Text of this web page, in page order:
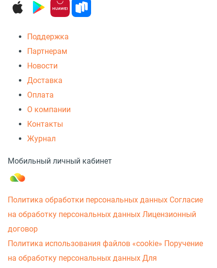
Поддержка
Партнерам
Новости
Доставка
Оплата
О компании
Контакты
Журнал
Мобильный личный кабинет
Политика обработки персональных данных Согласие
на обработку персональных данных Лицензионный
договор
Политика использования файлов «cookie» Поручение
на обработку персональных данных Для